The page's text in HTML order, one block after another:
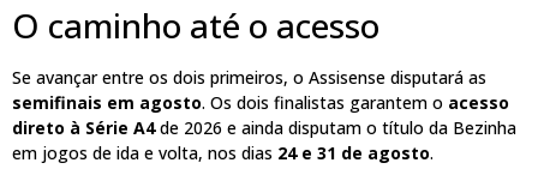
O caminho até o acesso
Se avançar entre os dois primeiros, o Assisense disputará as
semifinais em agosto. Os dois finalistas garantem o acesso
direto à Série A4de 2026 e ainda disputam o título da Bezinha
em jogos de ida e volta, nos dias 24 e 31 de agosto.